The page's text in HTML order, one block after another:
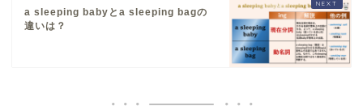
a sleeping babyとa sleeping bagの
違いは？